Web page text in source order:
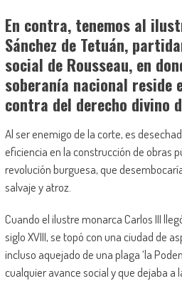
En contra, tenemos al
Sánchez de Tetuán,
social de Rousseau, en
soberanía nacional reside
contra del derecho divino
Al ser enemigo de la corte, es
eficiencia en la construcción de obras
revolución burguesa, que
salvaje y atroz.
Cuando el ilustre monarca Carlos III
siglo XVIII, se topó con una ciudad de
incluso aquejado de una plaga ‘la
cualquier avance social y que dejaba a